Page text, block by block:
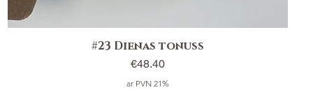
#23 Dienas tonuss
Price
€48.40
ar PVN 21%